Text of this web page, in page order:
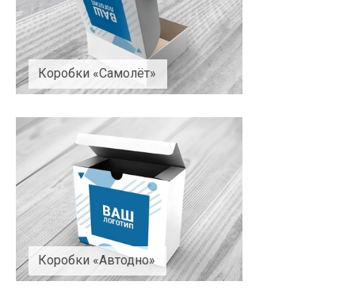
Коробки «Самолёт»
Коробки «Автодно»